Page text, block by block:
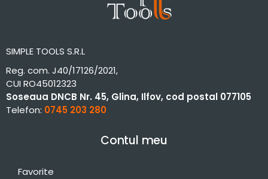
SIMPLE TOOLS S.R.L
Reg. com. J40/17126/2021,
CUI RO45012323
Soseaua DNCB Nr. 45, Glina, Ilfov, cod postal 077105
Telefon: 0745 203 280
Contul meu
Favorite